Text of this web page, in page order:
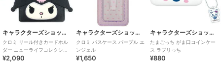
キャラクターズショップ ラフラフ
クロミ リール付きカードホル
ダー ニューライフコレクショ
ン
¥2,090
キャラクターズショップ ラフラフ
クロミ パスケース パープル エ
ンジェル
¥1,650
キャラクターズショップ ラフラフ
たまごっち がま口コインケー
ス ラブリっち
¥880